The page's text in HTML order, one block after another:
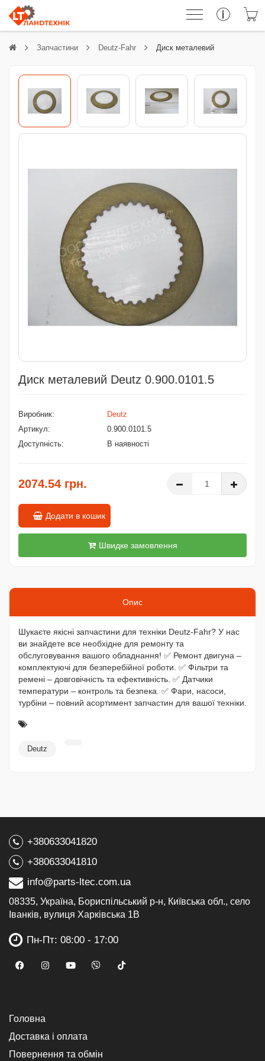
Запчастини Deutz-Fahr Диск металевий
Диск металевий Deutz 0.900.0101.5
Виробник:
Deutz
Артикул:
0.900.0101.5
Доступність:
В наявності
2074.54 грн.
Додати в кошик
Швидке замовлення
Опис
Шукаєте якісні запчастини для техніки Deutz-Fahr? У нас
ви знайдете все необхідне для ремонту та
обслуговування вашого обладнання! ✅ Ремонт двигуна –
комплектуючі для безперебійної роботи. ✅ Фільтри та
ремені – довговічність та ефективність. ✅ Датчики
температури – контроль та безпека. ✅ Фари, насоси,
турбіни – повний асортимент запчастин для вашої техніки.
Deutz
+380633041820
+380633041810
info@parts-ltec.com.ua
08335, Україна, Бориспільський р-н, Київська обл., село
Іванків, вулиця Харківська 1В
Пн-Пт: 08:00 - 17:00
Головна
Доставка і оплата
Повернення та обмін